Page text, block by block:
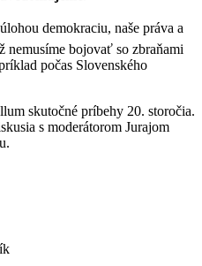
demokraciu, naše práva a
nemusíme bojovať so zbraňami
počas Slovenského
skutočné príbehy 20. storočia.
s moderátorom Jurajom